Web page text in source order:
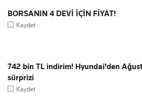
BORSANIN 4 DEVİ İÇİN FİYAT!
Kaydet
742 bin TL indirim! Hyundai'den
sürprizi
Kaydet